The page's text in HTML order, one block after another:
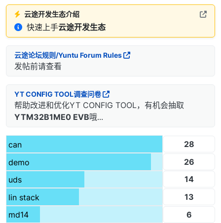
云途开发生态介绍
快速上手云途开发生态
云途论坛规则/Yuntu Forum Rules
发帖前请查看
YT CONFIG TOOL调查问卷
帮助改进和优化YT CONFIG TOOL，有机会抽取
YTM32B1ME0 EVB哦...
can
28
demo
26
uds
14
lin stack
13
md14
6